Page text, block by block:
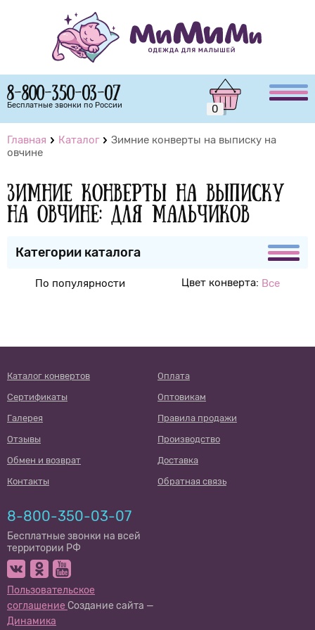
8-800-350-03-07
Бесплатные звонки по России 0
Главная Каталог
Зимние конверты на выписку на
овчине
Зимние конверты на выписку
на овчине: Для мальчиков
Категории каталога
По популярности Цвет конверта: Все
Каталог конвертов
Оплата
Сертификаты
Оптовикам
Галерея
Правила продажи
Отзывы
Производство
Обмен и возврат
Доставка
Контакты
Обратная связь
8-800-350-03-07
Бесплатные звонки на всей
территории РФ
Пользовательское
соглашение Создание сайта —
Динамика